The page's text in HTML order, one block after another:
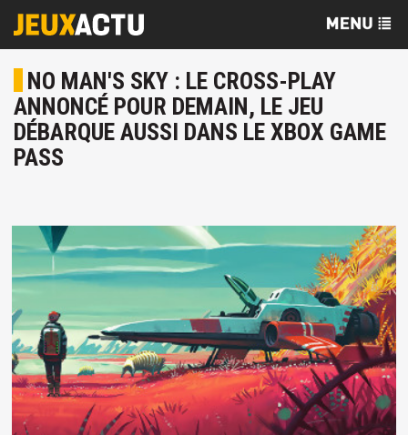
NO MAN'S SKY : LE CROSS-PLAY
ANNONCÉ POUR DEMAIN, LE JEU
DÉBARQUE AUSSI DANS LE XBOX GAME
PASS